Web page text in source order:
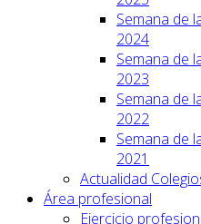
Semana de
2024
Semana de
2023
Semana de
2022
Semana de
2021
Actualidad
Área profesional
Ejercicio